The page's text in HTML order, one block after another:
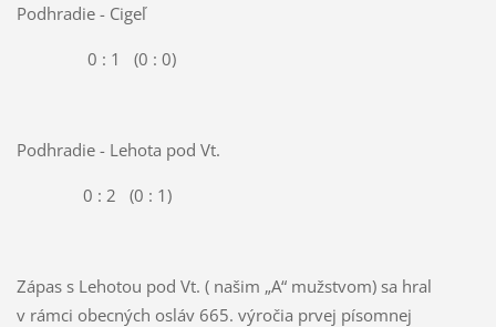
Podhradie - Cigeľ
0 : 1 (0 : 0)
Podhradie - Lehota pod Vt.
0 : 2 (0 : 1)
Zápas s Lehotou pod Vt. ( našim „A“ mužstvom) sa hral
v rámci obecných osláv 665. výročia prvej písomnej